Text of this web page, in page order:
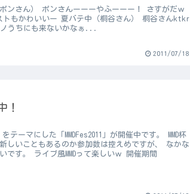
ンさん） ポンさんーーーやふーーー！ さすがだｗ
トもかわいいー 夏バテ中（桐谷さん） 桐谷さんktkr
うちにも来ないかなぁ...
2011/07/18
！
をテーマにした「MMDFes2011」が開催中です。 MMD杯
しいこともあるのか参加数は控えめですが、 なかな
です。 ライブ風MMDって楽しいｗ 開催期間